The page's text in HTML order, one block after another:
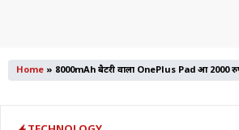
Home » 8000mAh बैटरी वाला OnePlus Pad हुआ 2000